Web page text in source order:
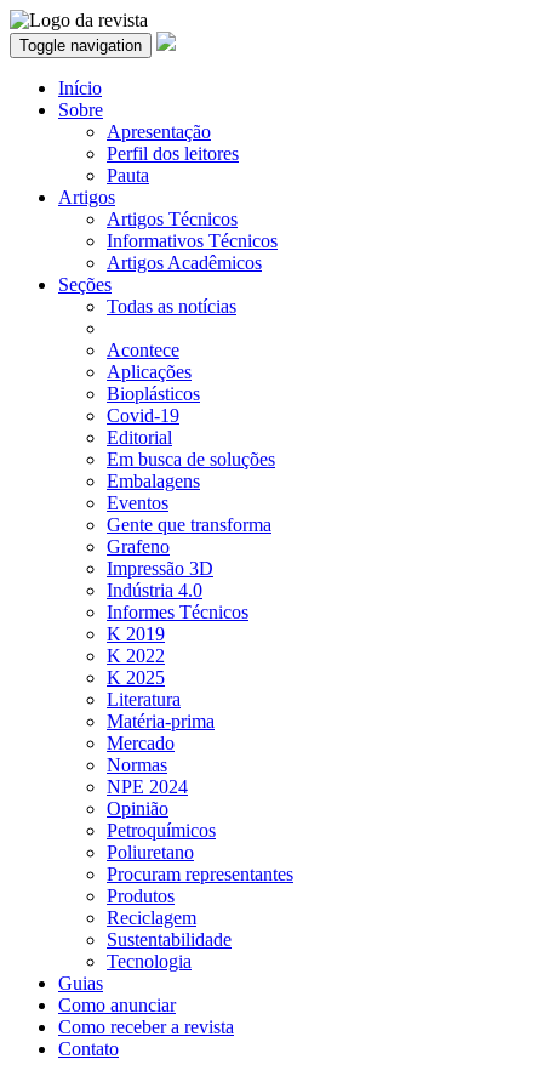
Toggle navigation
Início
Sobre
Apresentação
Perfil dos leitores
Pauta
Artigos
Artigos Técnicos
Informativos Técnicos
Artigos Acadêmicos
Seções
Todas as notícias
Acontece
Aplicações
Bioplásticos
Covid-19
Editorial
Em busca de soluções
Embalagens
Eventos
Gente que transforma
Grafeno
Impressão 3D
Indústria 4.0
Informes Técnicos
K 2019
K 2022
K 2025
Literatura
Matéria-prima
Mercado
Normas
NPE 2024
Opinião
Petroquímicos
Poliuretano
Procuram representantes
Produtos
Reciclagem
Sustentabilidade
Tecnologia
Guias
Como anunciar
Como receber a revista
Contato